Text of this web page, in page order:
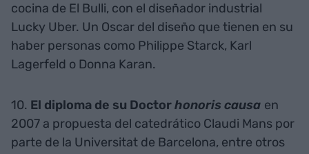
cocina de El Bulli, con el diseñador industrial
Lucky Uber. Un Oscar del diseño que tienen en su
haber personas como Philippe Starck, Karl
Lagerfeld o Donna Karan.
10. El diploma de su Doctorhonoris causa en
2007 a propuesta del catedrático Claudi Mans por
parte de la Universitat de Barcelona, entre otros